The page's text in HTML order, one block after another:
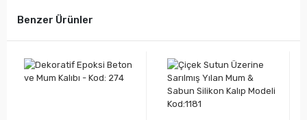
Benzer Ürünler